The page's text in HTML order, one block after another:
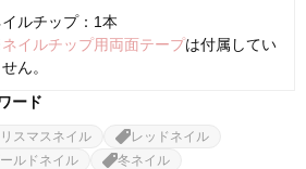
イルチップ：1本
ネイルチップ用両面テープは付属してい
ん。
ード
スマスネイル
レッドネイル
ルドネイル
冬ネイル